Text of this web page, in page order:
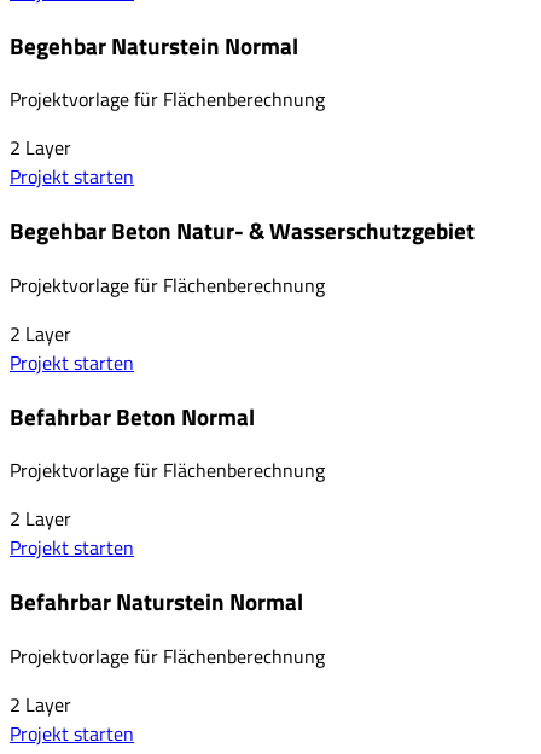
Begehbar Naturstein Normal
Projektvorlage für Flächenberechnung
2 Layer
Projekt starten
Begehbar Beton Natur- & Wasserschutzgebiet
Projektvorlage für Flächenberechnung
2 Layer
Projekt starten
Befahrbar Beton Normal
Projektvorlage für Flächenberechnung
2 Layer
Projekt starten
Befahrbar Naturstein Normal
Projektvorlage für Flächenberechnung
2 Layer
Projekt starten